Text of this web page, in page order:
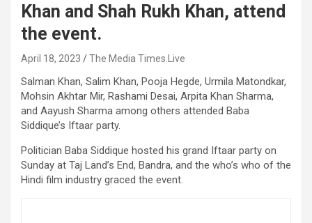
Khan and Shah Rukh Khan, attend
the event.
April 18, 2023 The Media Times.Live
Salman Khan, Salim Khan, Pooja Hegde, Urmila Matondkar,
Mohsin Akhtar Mir, Rashami Desai, Arpita Khan Sharma,
and Aayush Sharma among others attended Baba
Siddique’s Iftaar party.
Politician Baba Siddique hosted his grand Iftaar party on
Sunday at Taj Land’s End, Bandra, and the who’s who of the
Hindi film industry graced the event.